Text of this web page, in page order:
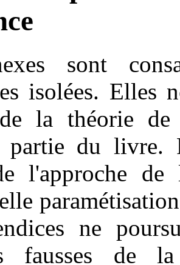
sont
isolées. Elles
la théorie de
partie du livre.
l'approche
ne
fausses de